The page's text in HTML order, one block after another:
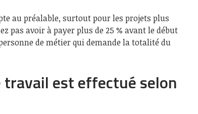
au préalable, surtout pour les projets plus
pas avoir à payer plus de 25 % avant le début
de métier qui demande la totalité du
est effectué selon